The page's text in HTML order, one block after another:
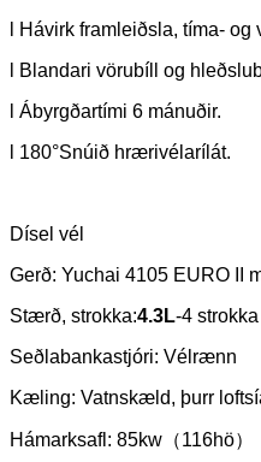
l Hávirk framleiðsla, tíma-
l Blandari vörubíll og
l Ábyrgðartími 6 mánuðir.
l 180°Snúið hrærivélarílát.
Dísel vél
Gerð: Yuchai 4105 EURO II
Stærð, strokka:4.3L-4
Seðlabankastjóri: Vélrænn
Kæling: Vatnskæld, þurr
Hámarksafl: 85kw（116hö）